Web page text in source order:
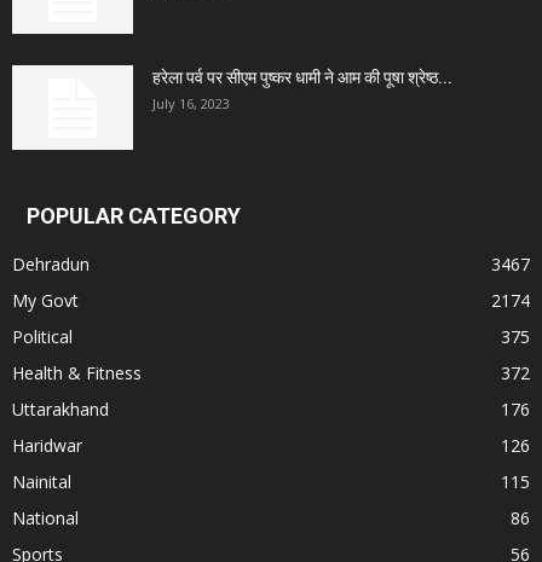
हरेला पर्व पर सीएम पुष्कर धामी ने आम की पूषा श्रेष्ठ...
July 16, 2023
POPULAR CATEGORY
Dehradun
3467
My Govt
2174
Political
375
Health & Fitness
372
Uttarakhand
176
Haridwar
126
Nainital
115
National
86
Sports
56